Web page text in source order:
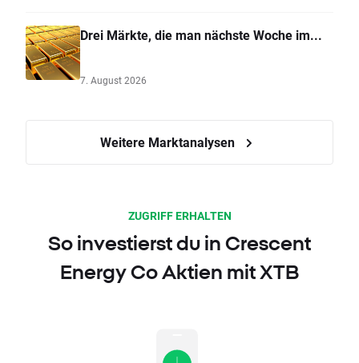
Drei Märkte, die man nächste Woche im...
7. August 2026
Weitere Marktanalysen
ZUGRIFF ERHALTEN
So investierst du in Crescent
Energy Co Aktien mit XTB